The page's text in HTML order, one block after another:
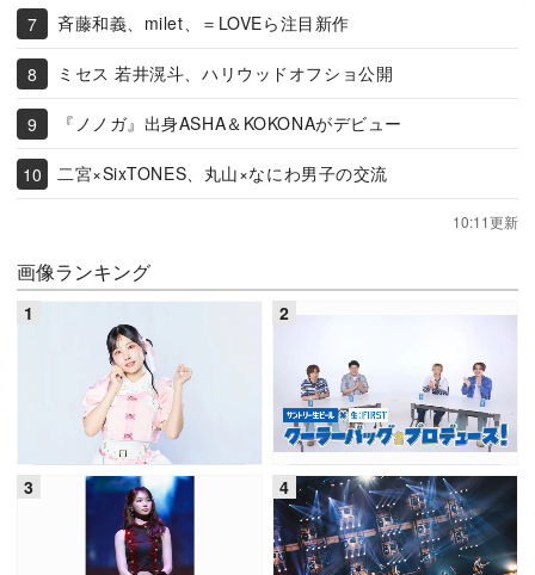
斉藤和義、milet、＝LOVEら注目新作
ミセス 若井滉斗、ハリウッドオフショ公開
『ノノガ』出身ASHA＆KOKONAがデビュー
二宮×SixTONES、丸山×なにわ男子の交流
10:11更新
画像ランキング